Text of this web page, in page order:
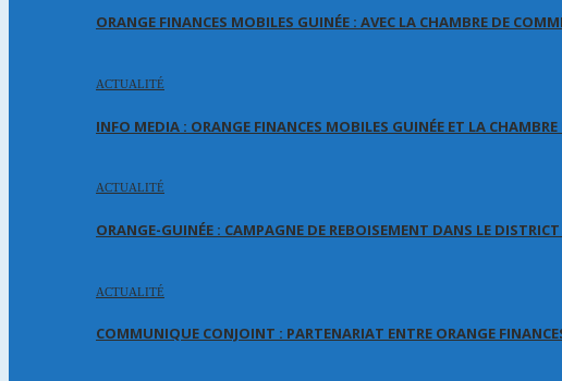
ORANGE FINANCES MOBILES GUINÉE : AVEC LA CHAMBRE DE
ACTUALITÉ
INFO MEDIA : ORANGE FINANCES MOBILES GUINÉE ET LA
ACTUALITÉ
ORANGE-GUINÉE : CAMPAGNE DE REBOISEMENT DANS LE
ACTUALITÉ
COMMUNIQUE CONJOINT : PARTENARIAT ENTRE ORANGE